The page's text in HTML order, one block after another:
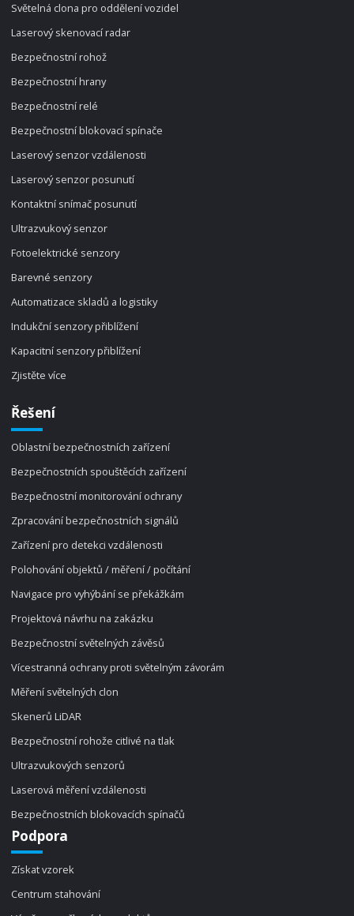
Světelná clona pro oddělení vozidel
Laserový skenovací radar
Bezpečnostní rohož
Bezpečnostní hrany
Bezpečnostní relé
Bezpečnostní blokovací spínače
Laserový senzor vzdálenosti
Laserový senzor posunutí
Kontaktní snímač posunutí
Ultrazvukový senzor
Fotoelektrické senzory
Barevné senzory
Automatizace skladů a logistiky
Indukční senzory přiblížení
Kapacitní senzory přiblížení
Zjistěte více
Řešení
Oblastní bezpečnostních zařízení
Bezpečnostních spouštěcích zařízení
Bezpečnostní monitorování ochrany
Zpracování bezpečnostních signálů
Zařízení pro detekci vzdálenosti
Polohování objektů / měření / počítání
Navigace pro vyhýbání se překážkám
Projektová návrhu na zakázku
Bezpečnostní světelných závěsů
Vícestranná ochrany proti světelným závorám
Měření světelných clon
Skenerů LiDAR
Bezpečnostní rohože citlivé na tlak
Ultrazvukových senzorů
Laserová měření vzdálenosti
Bezpečnostních blokovacích spínačů
Podpora
Získat vzorek
Centrum stahování